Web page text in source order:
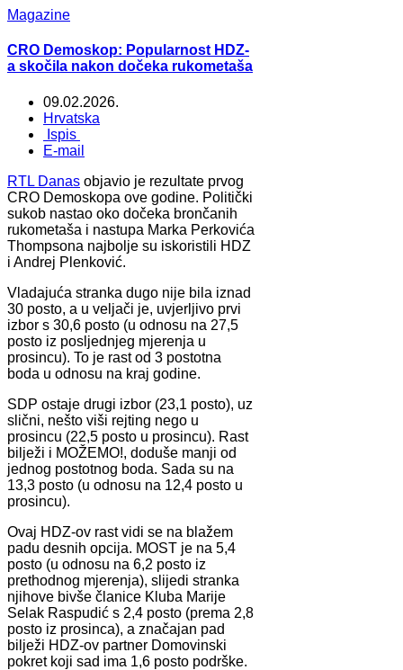
Magazine
CRO Demoskop: Popularnost HDZ-
a skočila nakon dočeka rukometaša
09.02.2026.
Hrvatska
Ispis
E-mail
RTL Danas objavio je rezultate prvog
CRO Demoskopa ove godine. Politički
sukob nastao oko dočeka brončanih
rukometaša i nastupa Marka Perkovića
Thompsona najbolje su iskoristili HDZ
i Andrej Plenković.
Vladajuća stranka dugo nije bila iznad
30 posto, a u veljači je, uvjerljivo prvi
izbor s 30,6 posto (u odnosu na 27,5
posto iz posljednjeg mjerenja u
prosincu). To je rast od 3 postotna
boda u odnosu na kraj godine.
SDP ostaje drugi izbor (23,1 posto), uz
slični, nešto viši rejting nego u
prosincu (22,5 posto u prosincu). Rast
bilježi i MOŽEMO!, doduše manji od
jednog postotnog boda. Sada su na
13,3 posto (u odnosu na 12,4 posto u
prosincu).
Ovaj HDZ-ov rast vidi se na blažem
padu desnih opcija. MOST je na 5,4
posto (u odnosu na 6,2 posto iz
prethodnog mjerenja), slijedi stranka
njihove bivše članice Kluba Marije
Selak Raspudić s 2,4 posto (prema 2,8
posto iz prosinca), a značajan pad
bilježi HDZ-ov partner Domovinski
pokret koji sad ima 1,6 posto podrške.